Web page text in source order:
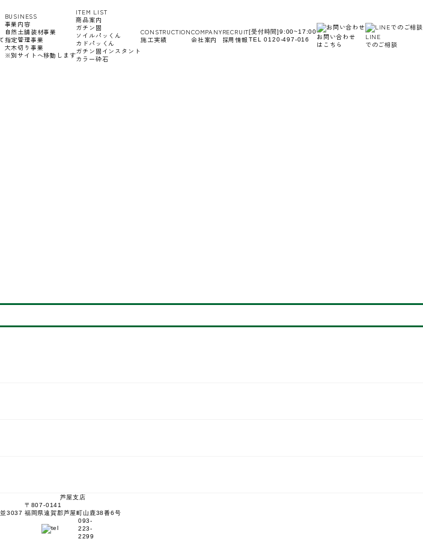
BUSINESS
事業内容
自然土舗装材事業
指定管理事業
大木切り事業
※別サイトへ移動します
ITEM LIST
商品案内
ガチン固
ソイルパッくん
カドパッくん
ガチン固インスタント
カラー砕石
CONSTRUCTION
施工実績
COMPANY
会社案内
RECRUIT
採用情報
[受付時間]9:00~17:00
TEL 0120-497-016
お問い合わせ
はこちら
LINE
でのご相談
3037
芦屋支店
〒807-0141
福岡県遠賀郡芦屋町山鹿38番6号
093-
223-
2299